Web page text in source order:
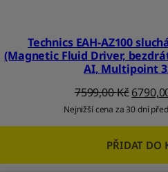
Technics EAH-AZ100
(Magnetic Fluid Driver,
AI, Multipoint
7599,00Kč
Nejnižší cena za 30 dní
PŘIDAT DO